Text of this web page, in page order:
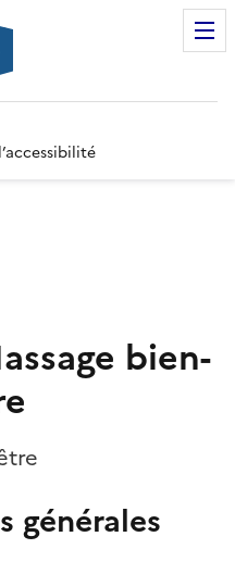
Twitter)
bien-
générales